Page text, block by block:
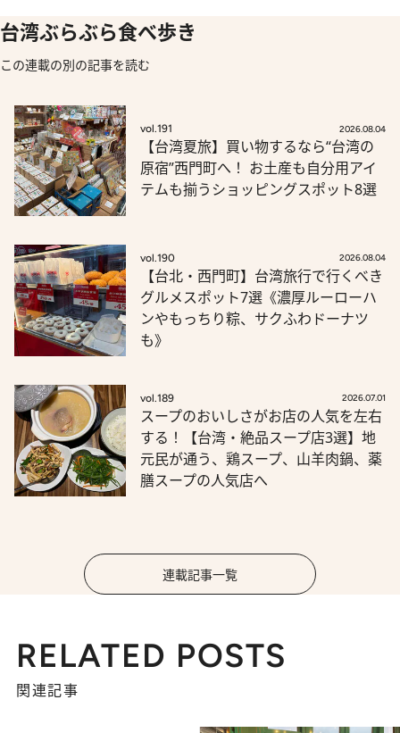
台湾ぶらぶら食べ歩き
この連載の別の記事を読む
vol.191 2026.08.04
【台湾夏旅】買い物するなら“台湾の
原宿”西門町へ！ お土産も自分用アイ
テムも揃うショッピングスポット8選
vol.190 2026.08.04
【台北・西門町】台湾旅行で行くべき
グルメスポット7選《濃厚ルーローハ
ンやもっちり粽、サクふわドーナツ
も》
vol.189 2026.07.01
スープのおいしさがお店の人気を左右
する！【台湾・絶品スープ店3選】地
元民が通う、鶏スープ、山羊肉鍋、薬
膳スープの人気店へ
連載記事一覧
RELATED POSTS
関連記事